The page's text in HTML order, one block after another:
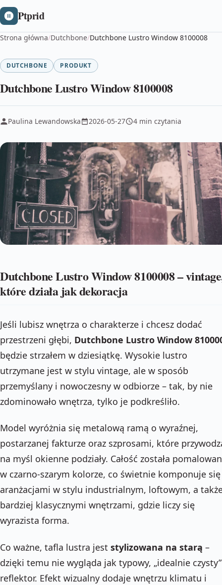
Ptprid
Strona główna/Dutchbone/Dutchbone Lustro Window 8100008
DUTCHBONE PRODUKT
Dutchbone Lustro Window 8100008
Paulina Lewandowska 2026-05-27 4 min czytania
Dutchbone Lustro Window 8100008 –
które działa jak dekoracja
Jeśli lubisz wnętrza o charakterze i chcesz dodać
przestrzeni głębi, Dutchbone Lustro Window
będzie strzałem w dziesiątkę. Wysokie lustro
utrzymane jest w stylu vintage, ale w sposób
przemyślany i nowoczesny w odbiorze – tak, by nie
zdominowało wnętrza, tylko je podkreśliło.
Model wyróżnia się metalową ramą o wyraźnej,
postarzanej fakturze oraz szprosami, które
na myśl okienne podziały. Całość została
w czarno-szarym kolorze, co świetnie komponuje się
aranżacjami w stylu industrialnym, loftowym, a
bardziej klasycznymi wnętrzami, gdzie liczy się
wyrazista forma.
Co ważne, tafla lustra jest stylizowana na starą –
dzięki temu nie wygląda jak typowy, „idealnie czysty”
reflektor. Efekt wizualny dodaje wnętrzu klimatu i